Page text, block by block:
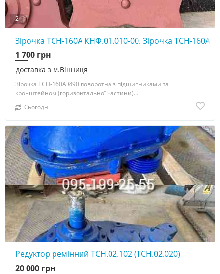
2
Зірочка ТСН-160А КНФ.01.010-00. Зірочка ТСН-160А
доставка з м.Вінниця
1 700 грн
Зірочка ТСН-160А Ø90 поворотна з підшипниками та
кронштейном (горизонтальної частини)...
Сьогодні
Редуктор ремінний ТСН.02.102 (ТСН.02.020)
20 000 грн